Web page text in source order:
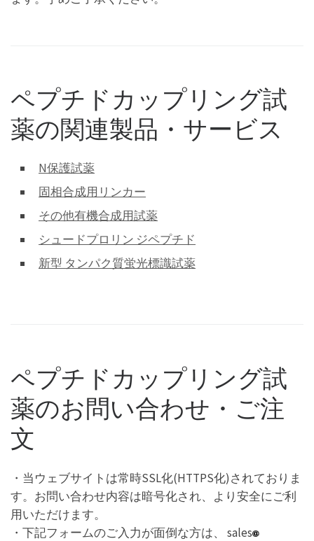
ペプチドカップリング試
薬の関連製品・サービス
N保護試薬
固相合成用リンカー
その他有機合成用試薬
シュードプロリン ジペプチド
新型 タンパク質蛍光標識試薬
ペプチドカップリング試
薬のお問い合わせ・ご注
文
・当ウェブサイトは常時SSL化(HTTPS化)されておりま
す。お問い合わせ内容は暗号化され、より安全にご利
用いただけます。
・下記フォームのご入力が面倒な方は、 sales